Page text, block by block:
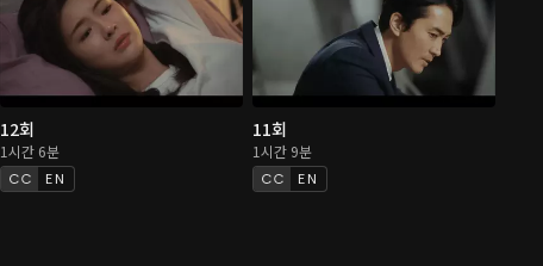
12회
1시간 6분
EN
11회
1시간 9분
EN